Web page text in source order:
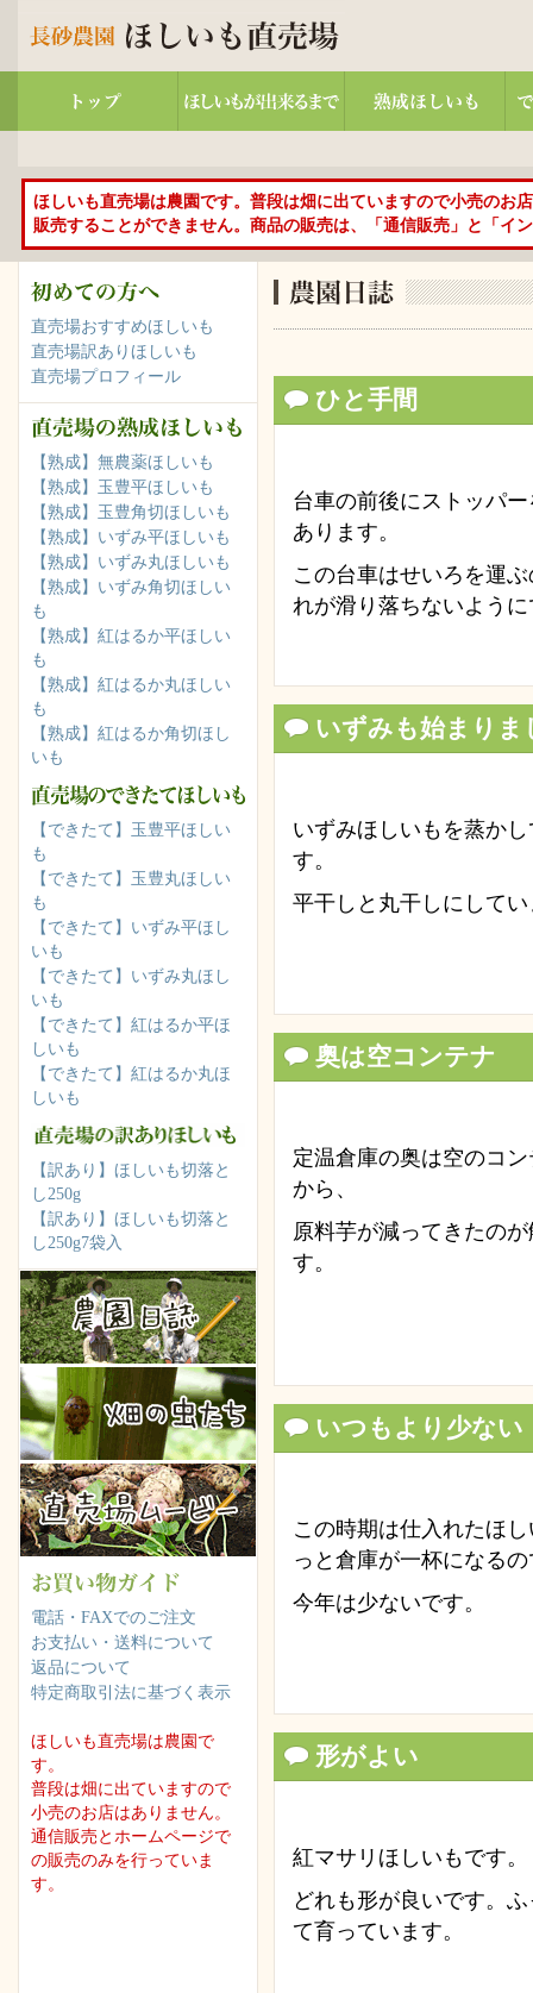
ほしいも直売場は農園です。普段は畑に出ていますので小売のお
販売することができません。商品の販売は、「通信販売」と「イ
ひと手間
台車の前後にストッパ
あります。
この台車はせいろを運
れが滑り落ちないよう
いずみも始まりま
いずみほしいもを蒸か
す。
平干しと丸干しにして
奥は空コンテナ
定温倉庫の奥は空のコ
から、
原料芋が減ってきたの
す。
いつもより少ない
この時期は仕入れたほ
っと倉庫が一杯になる
今年は少ないです。
形がよい
紅マサリほしいもです。
どれも形が良いです。
て育っています。
直売場おすすめほしいも
直売場訳ありほしいも
直売場プロフィール
【熟成】無農薬ほしいも
【熟成】玉豊平ほしいも
【熟成】玉豊角切ほしいも
【熟成】いずみ平ほしいも
【熟成】いずみ丸ほしいも
【熟成】いずみ角切ほしい
も
【熟成】紅はるか平ほしい
も
【熟成】紅はるか丸ほしい
も
【熟成】紅はるか角切ほし
いも
【できたて】玉豊平ほしい
も
【できたて】玉豊丸ほしい
も
【できたて】いずみ平ほし
いも
【できたて】いずみ丸ほし
いも
【できたて】紅はるか平ほ
しいも
【できたて】紅はるか丸ほ
しいも
【訳あり】ほしいも切落と
し250g
【訳あり】ほしいも切落と
し250g7袋入
電話・FAXでのご注文
お支払い・送料について
返品について
特定商取引法に基づく表示
ほしいも直売場は農園で
す。
普段は畑に出ていますので
小売のお店はありません。
通信販売とホームページで
の販売のみを行っていま
す。